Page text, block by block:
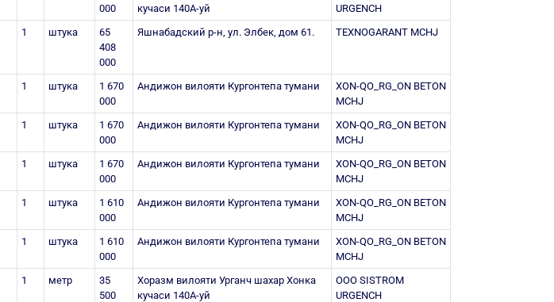
000
кучаси 140А-уй
URGENCH
1 штука
65
408
000
Яшнабадский р-н, ул. Элбек, дом 61. TEXNOGARANT MCHJ
1 штука
1 670
000
Андижон вилояти Кургонтепа тумани
XON-QO_RG_ON BETON
MCHJ
1 штука
1 670
000
Андижон вилояти Кургонтепа тумани
XON-QO_RG_ON BETON
MCHJ
1 штука
1 670
000
Андижон вилояти Кургонтепа тумани
XON-QO_RG_ON BETON
MCHJ
1 штука
1 610
000
Андижон вилояти Кургонтепа тумани
XON-QO_RG_ON BETON
MCHJ
1 штука
1 610
000
Андижон вилояти Кургонтепа тумани
XON-QO_RG_ON BETON
MCHJ
1 метр
35
500
Хоразм вилояти Урганч шахар Хонка
кучаси 140А-уй
ООО SISTROM
URGENCH